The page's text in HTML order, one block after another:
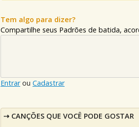
Tem algo para dizer?
Compartilhe seus Padrões de batida,
Entrarou Cadastrar
CANÇÕES QUE VOCÊ PODE GOSTAR